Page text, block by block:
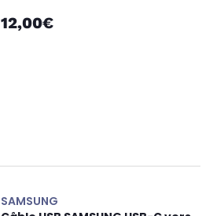
12,00€
SAMSUNG